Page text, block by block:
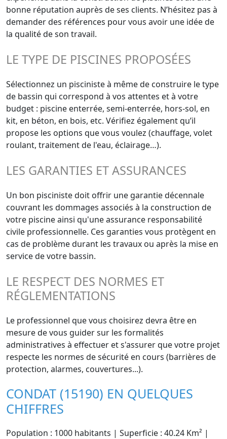
bonne réputation auprès de ses clients. N’hésitez pas à
demander des références pour vous avoir une idée de
la qualité de son travail.
LE TYPE DE PISCINES PROPOSÉES
Sélectionnez un pisciniste à même de construire le type
de bassin qui correspond à vos attentes et à votre
budget : piscine enterrée, semi-enterrée, hors-sol, en
kit, en béton, en bois, etc. Vérifiez également qu’il
propose les options que vous voulez (chauffage, volet
roulant, traitement de l'eau, éclairage…).
LES GARANTIES ET ASSURANCES
Un bon pisciniste doit offrir une garantie décennale
couvrant les dommages associés à la construction de
votre piscine ainsi qu'une assurance responsabilité
civile professionnelle. Ces garanties vous protègent en
cas de problème durant les travaux ou après la mise en
service de votre bassin.
LE RESPECT DES NORMES ET
RÉGLEMENTATIONS
Le professionnel que vous choisirez devra être en
mesure de vous guider sur les formalités
administratives à effectuer et s'assurer que votre projet
respecte les normes de sécurité en cours (barrières de
protection, alarmes, couvertures...).
CONDAT (15190) EN QUELQUES
CHIFFRES
Population : 1000 habitants | Superficie : 40.24 Km² |